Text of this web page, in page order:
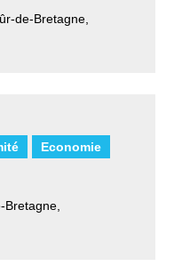
de-Bretagne,
Economie
Bretagne,